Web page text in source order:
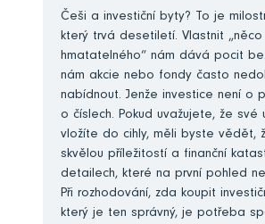
Češi a investiční byty? To je
který trvá desetiletí. Vlastnit „něco
hmatatelného“ nám dává pocit
nám akcie nebo fondy často
nabídnout. Jenže investice není o
o číslech. Pokud uvažujete, že své
vložíte do cihly, měli byste vědět,
skvělou příležitostí a finanční
detailech, které na první pohled
Při rozhodování, zda koupit
který je ten správný, je potřeba